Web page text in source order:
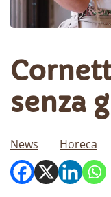
senza
News Horeca